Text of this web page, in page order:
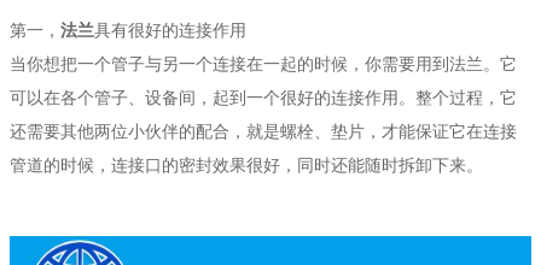
第一， 法兰具有很好的连接作用
当你想把一个管子与另一个连接在一起的时候，你需要用到法兰。它
可以在各个管子、设备间，起到一个很好的连接作用。整个过程，它
还需要其他两位小伙伴的配合，就是螺栓、垫片，才能保证它在连接
管道的时候，连接口的密封效果很好，同时还能随时拆卸下来。